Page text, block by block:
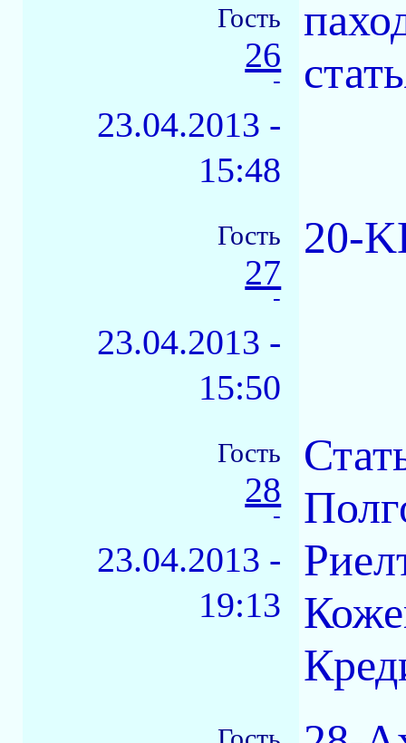
Гость
26
-
23.04.2013 -
15:48
Гость
27
-
23.04.2013 -
15:50
20-
Гость
28
-
23.04.2013 -
19:13